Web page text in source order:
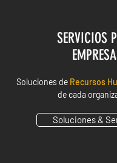
SERVICIOS
Soluciones de Recursos
de cada
Soluciones &